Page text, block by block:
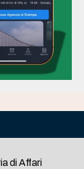
di Affari